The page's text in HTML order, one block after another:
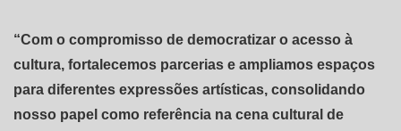
“Com o compromisso de democratizar o acesso à
cultura, fortalecemos parcerias e ampliamos espaços
para diferentes expressões artísticas, consolidando
nosso papel como referência na cena cultural de